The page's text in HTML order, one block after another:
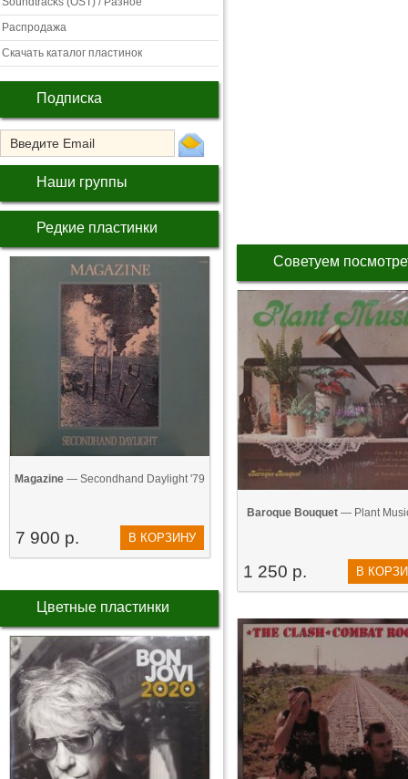
Распродажа
Скачать каталог пластинок
Подписка
Наши группы
Редкие пластинки
Magazine — Secondhand Daylight '79
7 900 р. В КОРЗИНУ
Цветные пластинки
Советуем
Baroque Bouquet— Plant
1 250 р. В